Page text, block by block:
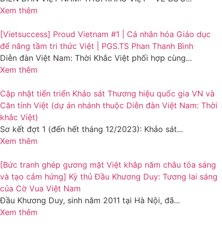
Xem thêm
[Vietsuccess] Proud Vietnam #1 | Cá nhân hóa Giáo dục
để nâng tầm tri thức Việt | PGS.TS Phan Thanh Bình
Diễn đàn Việt Nam: Thời Khắc Việt phối hợp cùng...
Xem thêm
Cập nhật tiến triển Khảo sát Thương hiệu quốc gia VN và
Căn tính Việt (dự án nhánh thuộc Diễn đàn Việt Nam: Thời
khắc Việt)
Sơ kết đợt 1 (đến hết tháng 12/2023): Khảo sát...
Xem thêm
[Bức tranh ghép gương mặt Việt khắp năm châu tỏa sáng
và tạo cảm hứng] Kỳ thủ Đầu Khương Duy: Tương lai sáng
của Cờ Vua Việt Nam
Đầu Khương Duy, sinh năm 2011 tại Hà Nội, đã...
Xem thêm